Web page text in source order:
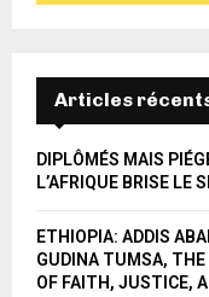
Articles
DIPLÔMÉS MAIS
L’AFRIQUE BRISE LE
ETHIOPIA: ADDIS
GUDINA TUMSA, THE
OF FAITH, JUSTICE,